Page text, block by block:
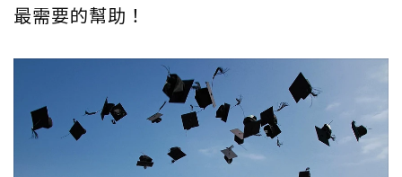
最需要的幫助！